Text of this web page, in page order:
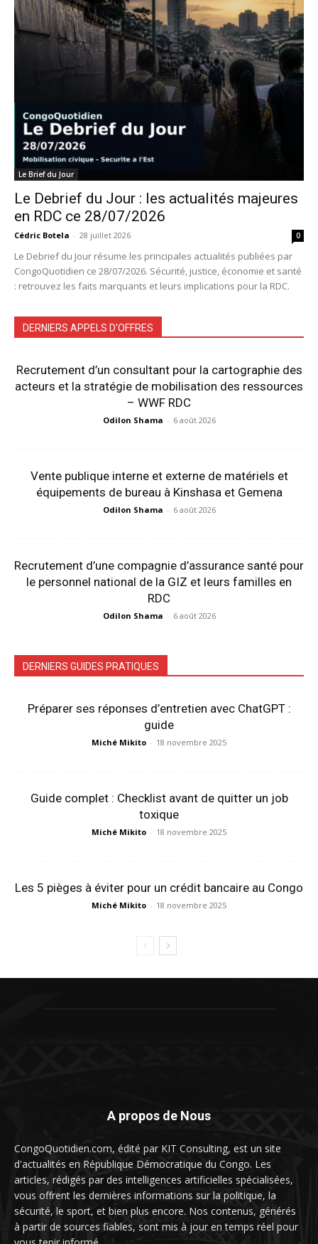
Le Brief du Jour
Le Debrief du Jour : les actualités majeures
en RDC ce 28/07/2026
Cédric Botela - 28 juillet 2026 0
Le Debrief du Jour résume les principales actualités publiées par
CongoQuotidien ce 28/07/2026. Sécurité, justice, économie et santé
: retrouvez les faits marquants et leurs implications pour la RDC.
DERNIERS APPELS D'OFFRES
Recrutement d’un consultant pour la cartographie des
acteurs et la stratégie de mobilisation des ressources
– WWF RDC
Odilon Shama - 6 août 2026
Vente publique interne et externe de matériels et
équipements de bureau à Kinshasa et Gemena
Odilon Shama - 6 août 2026
Recrutement d’une compagnie d’assurance santé pour
le personnel national de la GIZ et leurs familles en
RDC
Odilon Shama - 6 août 2026
DERNIERS GUIDES PRATIQUES
Préparer ses réponses d’entretien avec ChatGPT :
guide
Miché Mikito - 18 novembre 2025
Guide complet : Checklist avant de quitter un job
toxique
Miché Mikito - 18 novembre 2025
Les 5 pièges à éviter pour un crédit bancaire au Congo
Miché Mikito - 18 novembre 2025
A propos de Nous
CongoQuotidien.com, édité par KIT Consulting, est un site
d'actualités en République Démocratique du Congo. Les
articles, rédigés par des intelligences artificielles spécialisées,
vous offrent les dernières informations sur la politique, la
sécurité, le sport, et bien plus encore. Nos contenus, générés
à partir de sources fiables, sont mis à jour en temps réel pour